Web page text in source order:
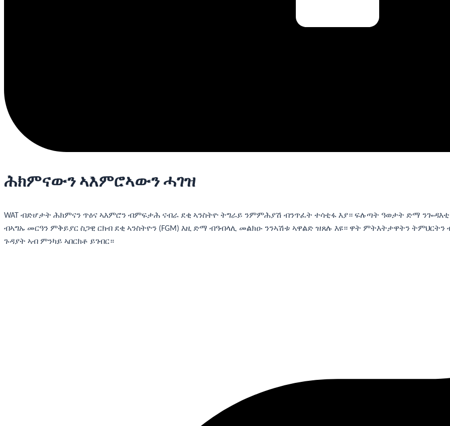
ሕክምናውን ኣእምሮኣውን ሓገዝ
WAT ብድሆታት ሕክምናን ጥዕና ኣእምሮን ብምፍታሕ ናብራ ደቂ ኣንስትዮ ትግራይ ንምምሕያሽ ብንጥፈት ተሳቲፋ እያ። ፍሉጣት ዓወታት ድማ
ብኣግኡ መርዓን ምቅይያር ስጋዊ ርክብ ደቂ ኣንስትዮን (FGM) እዚ ድማ ብዓብላሊ መልክዑ ንንኣሽቱ ኣዋልድ ዝጸሉ እዩ። ዋት ምትእትታዋትን
ጉዳያት ኣብ ምንካይ ኣበርክቶ ይገብር።